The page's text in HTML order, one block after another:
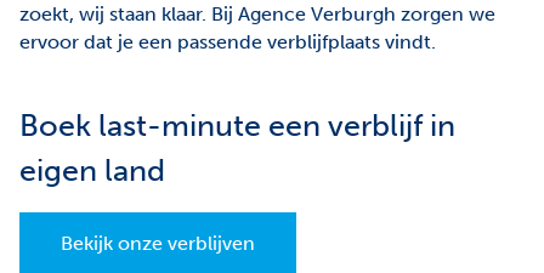
Facebook
Instagram
Waardebepaling
zoekt, wij staan klaar. Bij Agence Verburgh zorgen we
ervoor dat je een passende verblijfplaats vindt.
Boek last-minute een verblijf in
eigen land
Bekijk onze verblijven